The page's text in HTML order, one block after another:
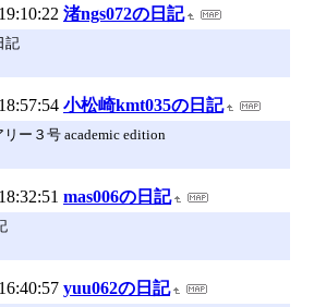
渚ngs072の日記
記
小松崎kmt035の日記
ー３号 academic edition
mas006の日記
yuu062の日記